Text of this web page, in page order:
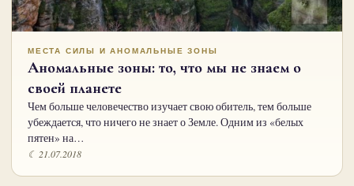
МЕСТА СИЛЫ И АНОМАЛЬНЫЕ ЗОНЫ
Аномальные зоны: то, что мы не знаем о
своей планете
Чем больше человечество изучает свою обитель, тем больше
убеждается, что ничего не знает о Земле. Одним из «белых
пятен» на…
☾ 21.07.2018